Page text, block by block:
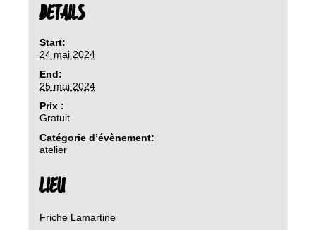
DETAILS
Start:
24 mai 2024
End:
25 mai 2024
Prix :
Gratuit
Catégorie d’évènement:
atelier
LIEU
Friche Lamartine